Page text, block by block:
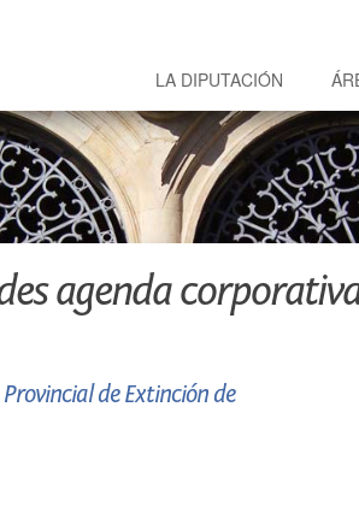
LA DIPUTACIÓN
agenda
de Extinción de